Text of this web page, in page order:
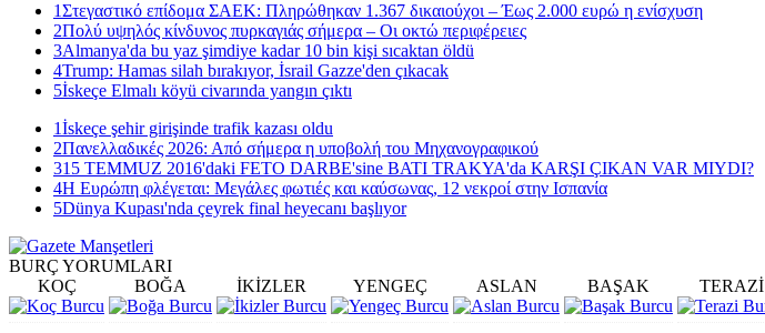
1Στεγαστικό επίδομα ΣΑΕΚ: Πληρώθηκαν 1.367 δικαιούχοι – Έως 2.000 ευρώ η ενίσχυση
2Πολύ υψηλός κίνδυνος πυρκαγιάς σήμερα – Οι οκτώ περιφέρειες
3Almanya'da bu yaz şimdiye kadar 10 bin kişi sıcaktan öldü
4Trump: Hamas silah bırakıyor, İsrail Gazze'den çıkacak
5İskeçe Elmalı köyü civarında yangın çıktı
1İskeçe şehir girişinde trafik kazası oldu
2Πανελλαδικές 2026: Από σήμερα η υποβολή του Μηχανογραφικού
315 TEMMUZ 2016'daki FETO DARBE'sine BATI TRAKYA'da KARŞI ÇIKAN VAR MIYDI?
4Η Ευρώπη φλέγεται: Μεγάλες φωτιές και καύσωνας, 12 νεκροί στην Ισπανία
5Dünya Kupası'nda çeyrek final heyecanı başlıyor
BURÇ YORUMLARI
KOÇ
BOĞA İKİZLER YENGEÇ ASLAN BAŞAK TERAZİ